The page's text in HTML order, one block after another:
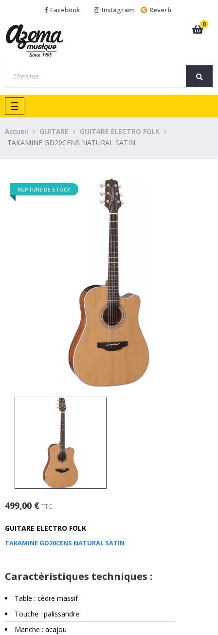
Facebook Instagram
Reverb
0
Basculer
la
navigation
☰
Accueil GUITARE
GUITARE ELECTRO FOLK
TAKAMINE GD20CENS NATURAL SATIN
RUPTURE DE STOCK
499,00 € TTC
GUITARE ELECTRO FOLK
TAKAMINE GD20CENS NATURAL SATIN
Caractéristiques techniques :
Table : cèdre massif
Touche : palissandre
Manche : acajou